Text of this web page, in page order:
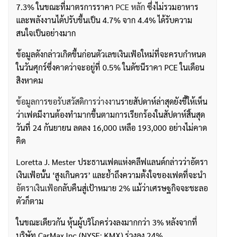
7.3% ในขณะที่มาตรการราคา PCE หลัก ซึ่งไม่รวมอาหาร
และพลังงานได้ปรับขึ้นเป็น 4.7% จาก 4.4% ได้รับความ
สนใจเป็นอย่างมาก
ข้อมูลดังกล่าวเกิดขึ้นก่อนตัวเลขเงินเฟ้อใหม่ที่จะครบกำหนด
ในวันศุกร์ซึ่งคาดว่าจะอยู่ที่ 0.5% ในดัชนีราคา PCE ในเดือน
สิงหาคม
ข้อมูลการขอรับสวัสดิการว่างงานรายสัปดาห์ล่าสุดยังชี้ให้เห็น
ว่าเฟดมีงานต้องทำมากขึ้นตามการเรียกร้องในสัปดาห์สิ้นสุด
วันที่ 24 กันยายน ลดลง 16,000 เหลือ 193,000 อย่างไม่คาด
คิด
Loretta J. Mester ประธานเฟดแห่งคลีฟแลนด์กล่าวว่าอัตรา
เงินเฟ้อนั้น ‘สูงเกินควร’ และย้ำถึงความตั้งใจของเฟดที่จะนำ
อัตราเงินเฟ้อกลับคืนสู่เป้าหมาย 2% แม้ว่าเศรษฐกิจจะชะลอ
ตัวก็ตาม
ในขณะเดียวกัน หุ้นผู้บริโภคร่วงลงมากกว่า 3% หลังจากที่